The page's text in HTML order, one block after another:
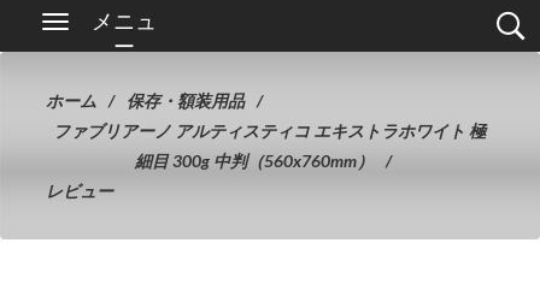
メニュ
ー
ホーム
保存・額装用品
ファブリアーノ アルティスティコ エキストラホワイト 極
細目 300g 中判（560x760mm）
レビュー